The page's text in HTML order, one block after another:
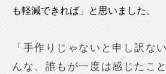
も軽減できれば」と思いました。
「手作りじゃないと申し訳な
んな、誰もが一度は感じたこ